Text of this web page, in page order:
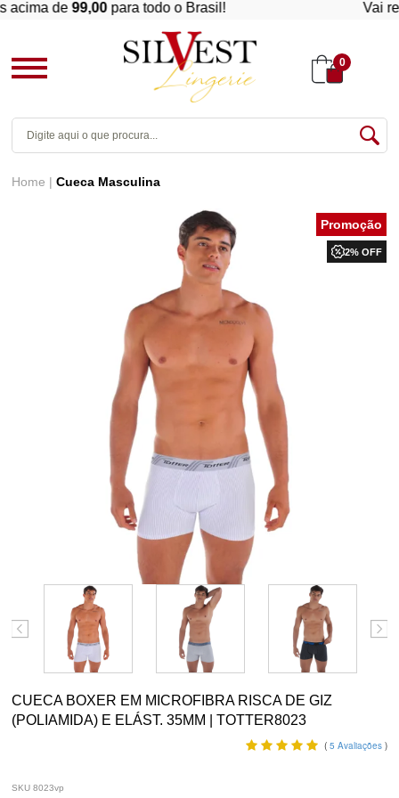
de 99,00para todo o Brasil! Vai
0
Home Cueca Masculina
2% OFF
CUECA BOXER EM MICROFIBRA RISCA DE GIZ
(POLIAMIDA) E ELÁST. 35MM | TOTTER8023
( 5 Avaliações )
SKU 8023vp